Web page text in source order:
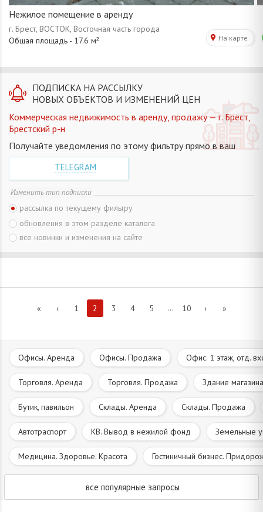
Нежилое помещение в аренду
ПОДПИСКА НА РАССЫЛКУ
НОВЫХ ОБЪЕКТОВ И ИЗМЕНЕНИЙ ЦЕН
Коммерческая недвижимость в аренду, продажу — г. Брест,
Брестский р-н
Получайте уведомления по этому фильтру прямо в ваш
TELEGRAM
Изменить тип подписки
рассылка по текущему фильтру
обновления в этом разделе каталога
все новинки и изменения на сайте
« ‹ 1 2 3 4 5 ... 10 › »
Офисы. Аренда Офисы. Продажа Офис. 1 этаж, отд.
Торговля. Аренда Торговля. Продажа Здание
Бутик, павильон Склады. Аренда Склады. Продажа
Автотраспорт КВ. Вывод в нежилой фонд Земельные
Медицина. Здоровье. Красота Гостиничный бизнес.
все популярные запросы